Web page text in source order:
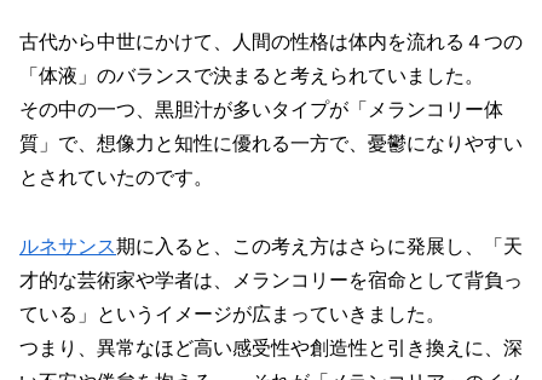
古代から中世にかけて、人間の性格は体内を流れる４つの
「体液」のバランスで決まると考えられていました。
その中の一つ、黒胆汁が多いタイプが「メランコリー体
質」で、想像力と知性に優れる一方で、憂鬱になりやすい
とされていたのです。
ルネサンス期に入ると、この考え方はさらに発展し、「天
才的な芸術家や学者は、メランコリーを宿命として背負っ
ている」というイメージが広まっていきました。
つまり、異常なほど高い感受性や創造性と引き換えに、深